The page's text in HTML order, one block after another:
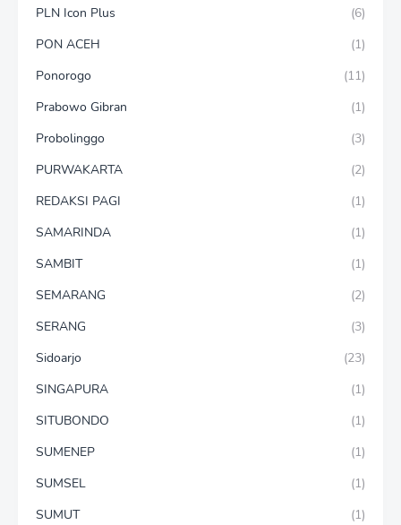
PLN Icon Plus
(6)
PON ACEH
(1)
Ponorogo
(11)
Prabowo Gibran
(1)
Probolinggo
(3)
PURWAKARTA
(2)
REDAKSI PAGI
(1)
SAMARINDA
(1)
SAMBIT
(1)
SEMARANG
(2)
SERANG
(3)
Sidoarjo
(23)
SINGAPURA
(1)
SITUBONDO
(1)
SUMENEP
(1)
SUMSEL
(1)
SUMUT
(1)